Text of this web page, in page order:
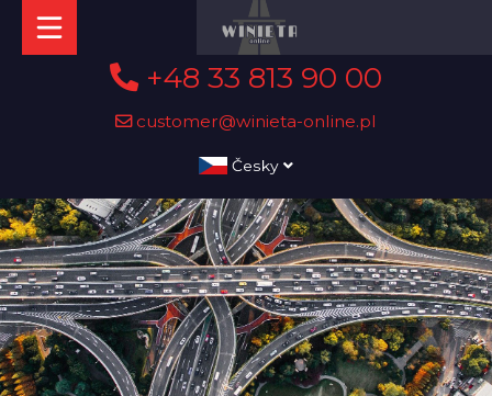
+48 33 813 90 00
customer@winieta-online.pl
Česky